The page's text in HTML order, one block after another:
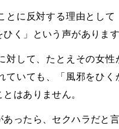
とに反対する理由として
く」という声があります
対して、たとえその女
ていても、「風邪をひ
はありません。
ったら、セクハラだと